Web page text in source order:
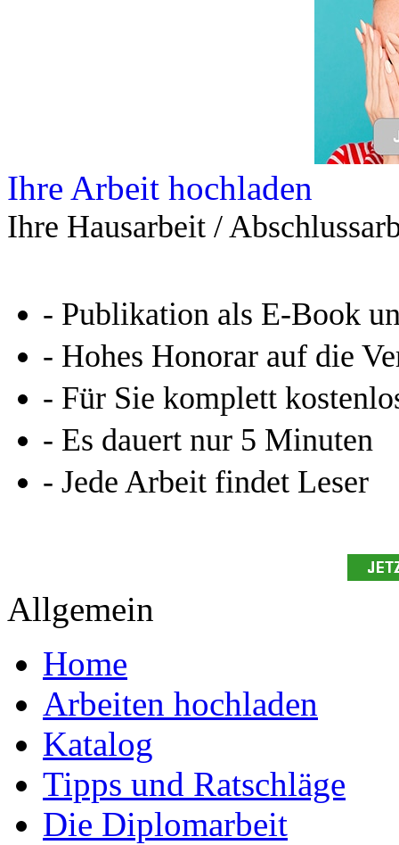
Ihre Arbeit hochladen
Ihre Hausarbeit /
- Publikation als E-Book
- Hohes Honorar auf die
- Für Sie komplett
- Es dauert nur 5 Minuten
- Jede Arbeit findet Leser
Allgemein
Home
Arbeiten hochladen
Katalog
Tipps und Ratschläge
Die Diplomarbeit